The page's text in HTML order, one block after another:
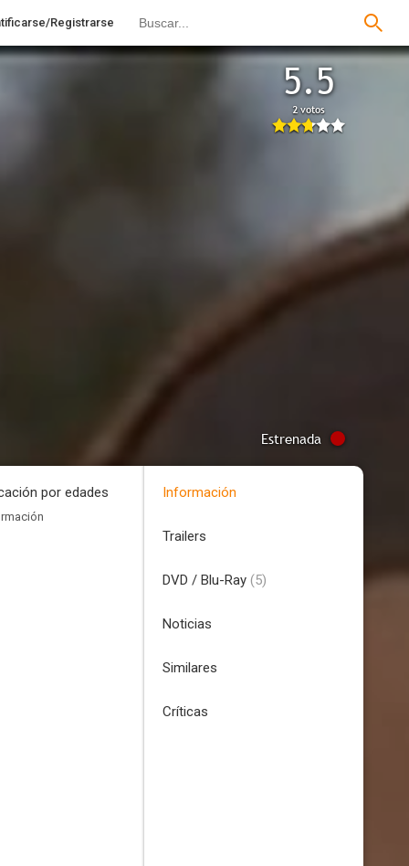
Registrarse
5.5
2 votos
Estrenada
por edades Información
Trailers
DVD / Blu-Ray (5)
Noticias
Similares
Críticas